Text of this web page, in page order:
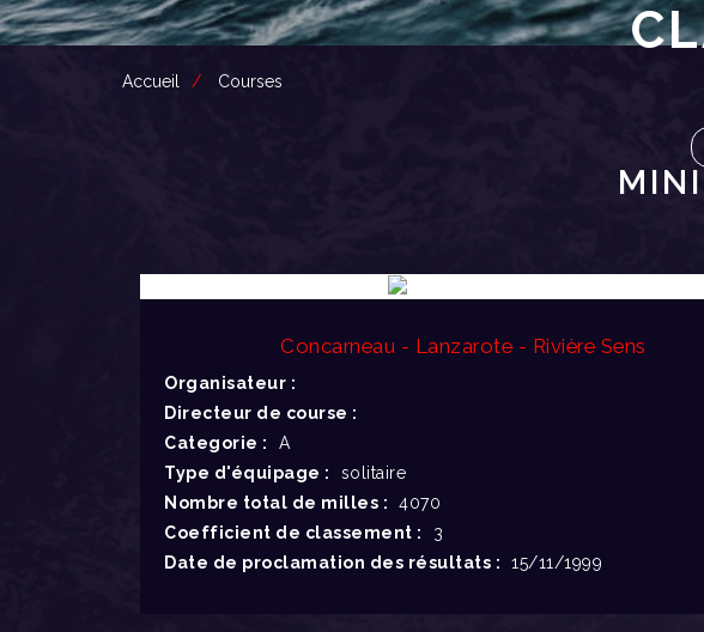
Accueil Courses
Concarneau - Lanzarote - Rivière Sens
Organisateur :
Directeur de course :
Categorie : A
Type d'équipage : solitaire
Nombre total de milles : 4070
Coefficient de classement : 3
Date de proclamation des résultats : 15/11/1999